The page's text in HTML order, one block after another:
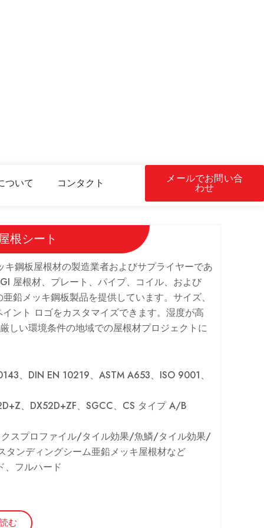
ついて コンタクト メールでお問い合
わせ
根シート
キ鋼板屋根材の製造業者およびサプライヤーであ
屋根材、プレート、パイプ、コイル、および
鉛メッキ鋼板製品を提供しています。サイズ、
ント ロゴをカスタマイズできます。湿度が高
しい環境条件の地域での屋根材プロジェクトに
、DIN EN 10219、ASTM A653、ISO 9001、
、DX52D+ZF、SGCC、CS タイプ A/B
スプロファイル/タイル効果/魚鱗/タイル効果/
ンディングシーム亜鉛メッキ屋根材など
、フルハード
む